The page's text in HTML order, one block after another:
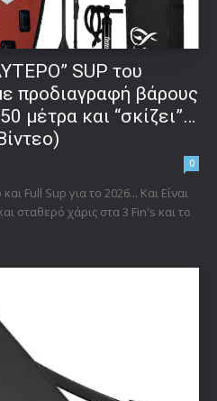
SUP του
προδιαγραφή βάρους
μέτρα και “σκίζει”…
0
Full Sup για το 2026... Και Είναι
σταθερό χάρις στα 3 Fin's και το